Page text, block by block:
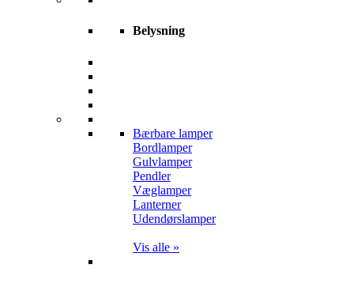
Belysning
Bærbare lamper
Bordlamper
Gulvlamper
Pendler
Væglamper
Lanterner
Udendørslamper
Vis alle »